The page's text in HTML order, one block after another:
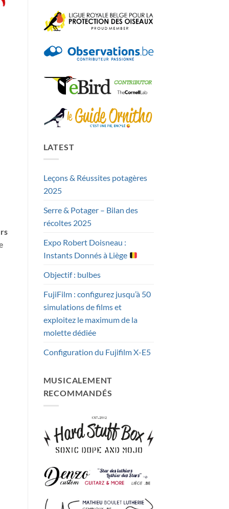
LATEST
Leçons & Réussites potagères
2025
Serre & Potager – Bilan des
récoltes 2025
Expo Robert Doisneau :
Instants Donnés à Liège
Objectif : bulbes
FujiFilm : configurez jusqu’à 50
simulations de films et
exploitez le maximum de la
molette dédiée
Configuration du Fujifilm X-E5
MUSICALEMENT
RECOMMANDÉS